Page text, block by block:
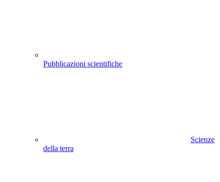
Pubblicazioni scientifiche
Scienze
della terra